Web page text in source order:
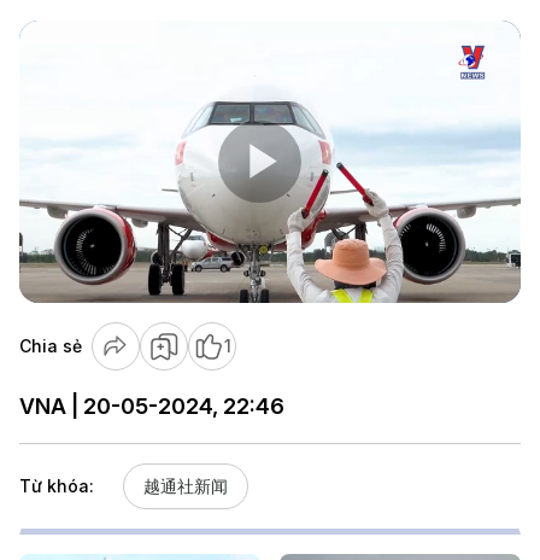
Play
Video
Chia sẻ 1
VNA | 20-05-2024, 22:46
Từ khóa: 越通社新闻